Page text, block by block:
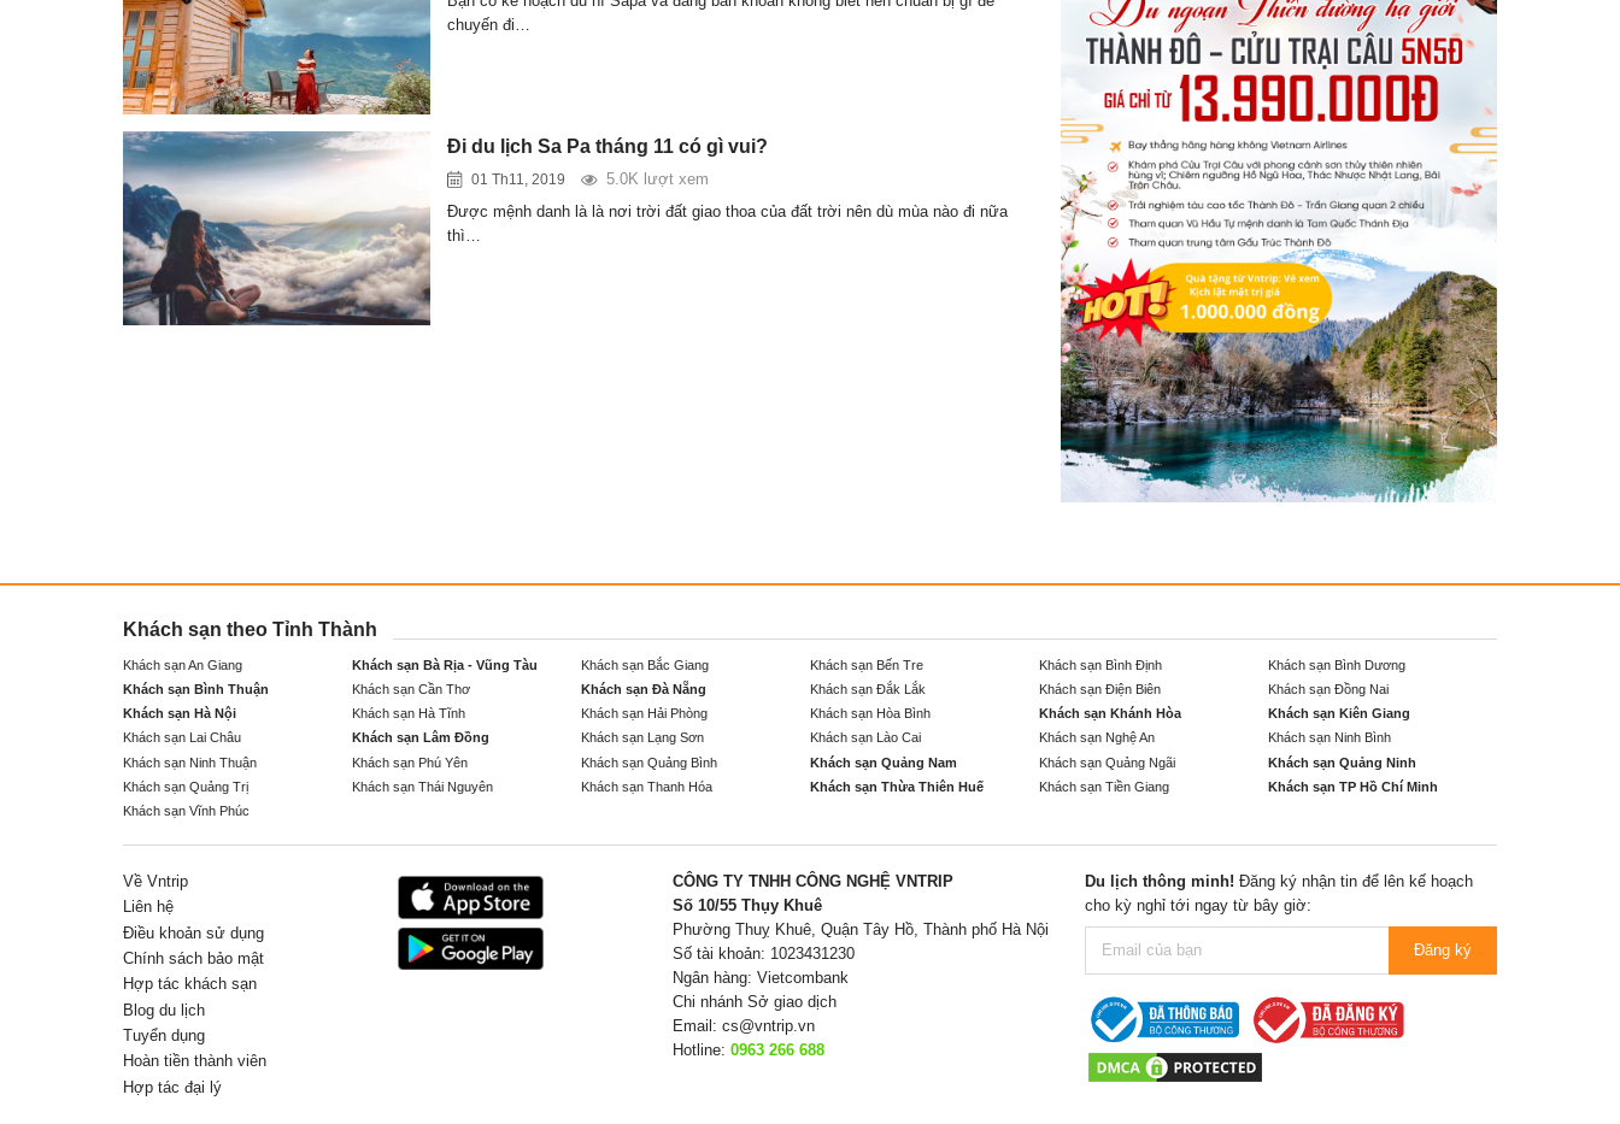
chuyến đi…
Đi du lịch Sa Pa tháng 11 có gì vui?
01 Th11, 2019
5.0K lượt xem
Được mệnh danh là là nơi trời đất giao thoa của đất trời nên dù mùa nào đi nữa
thì…
Khách sạn theo Tỉnh Thành
Khách sạn An Giang Khách sạn Bà Rịa - Vũng Tàu Khách sạn Bắc Giang Khách sạn Bến Tre Khách sạn Bình Định
Khách sạn Bình Dương
Khách sạn Bình Thuận
Khách sạn Cần Thơ Khách sạn Đà Nẵng Khách sạn Đắk Lắk Khách sạn Điện Biên
Khách sạn Đồng Nai
Khách sạn Hà Nội
Khách sạn Hà Tĩnh Khách sạn Hải Phòng Khách sạn Hòa Bình Khách sạn Khánh Hòa
Khách sạn Kiên Giang
Khách sạn Lai Châu
Khách sạn Lâm Đồng Khách sạn Lạng Sơn Khách sạn Lào Cai Khách sạn Nghệ An
Khách sạn Ninh Bình
Khách sạn Ninh Thuận
Khách sạn Phú Yên Khách sạn Quảng Bình Khách sạn Quảng Nam Khách sạn Quảng Ngãi
Khách sạn Quảng Ninh
Khách sạn Quảng Trị
Khách sạn Thái Nguyên Khách sạn Thanh Hóa Khách sạn Thừa Thiên Huế Khách sạn Tiền Giang
Khách sạn TP Hồ Chí Minh
Khách sạn Vĩnh Phúc
Về Vntrip
Liên hệ
Điều khoản sử dụng
Chính sách bảo mật
Hợp tác khách sạn
Blog du lịch
Tuyển dụng
Hoàn tiền thành viên
Hợp tác đại lý
CÔNG TY TNHH CÔNG NGHỆ VNTRIP
Số 10/55 Thụy Khuê
Phường Thuỵ Khuê, Quận Tây Hồ, Thành phố Hà Nội
Số tài khoản: 1023431230
Ngân hàng: Vietcombank
Chi nhánh Sở giao dịch
Email: cs@vntrip.vn
Hotline: 0963 266 688
Du lịch thông minh! Đăng ký nhận tin để lên kế hoạch
cho kỳ nghỉ tới ngay từ bây giờ:
Đăng ký